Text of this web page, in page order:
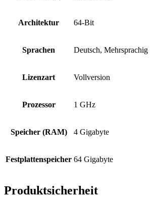
Architektur 64-Bit
Sprachen Deutsch, Mehrsprachig
Lizenzart Vollversion
Prozessor 1 GHz
Speicher (RAM) 4 Gigabyte
Festplattenspeicher 64 Gigabyte
Produktsicherheit